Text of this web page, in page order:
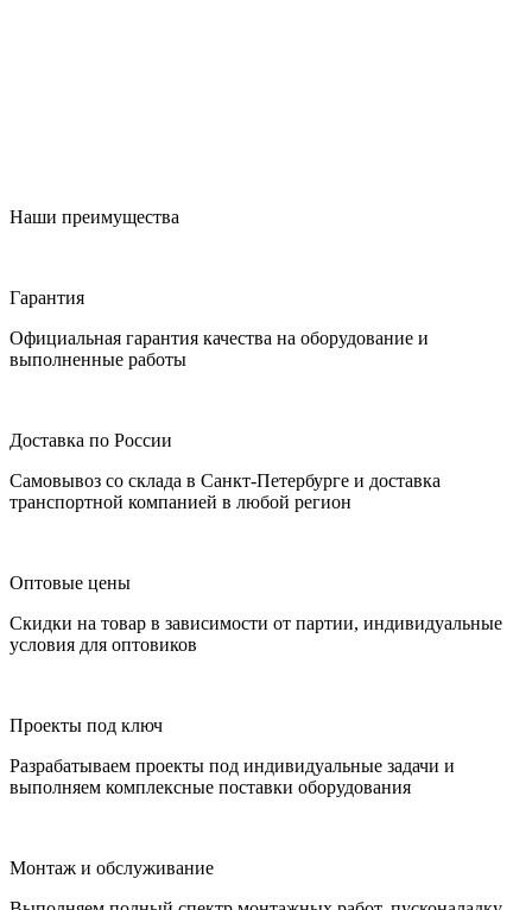
Наши преимущества
Гарантия
Официальная гарантия качества на оборудование и
выполненные работы
Доставка по России
Самовывоз со склада в Санкт-Петербурге и доставка
транспортной компанией в любой регион
Оптовые цены
Скидки на товар в зависимости от партии, индивидуальные
условия для оптовиков
Проекты под ключ
Разрабатываем проекты под индивидуальные задачи и
выполняем комплексные поставки оборудования
Монтаж и обслуживание